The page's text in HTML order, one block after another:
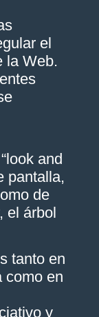
el
la Web.
and
pantalla,
de
el árbol
tanto en
como en
y